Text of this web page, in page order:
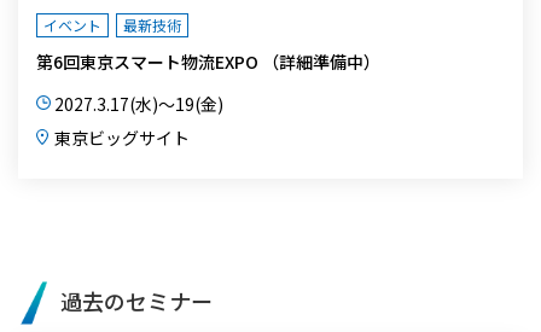
イベント 最新技術
第6回東京スマート物流EXPO
2027.3.17(水)～19(金)
東京ビッグサイト
過去のセミナー